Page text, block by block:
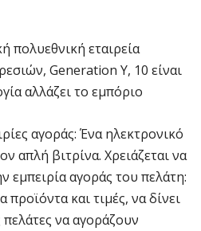
πολυεθνική εταιρεία
Generation Y, 10 είναι
αλλάζει το εμπόριο
αγοράς: Ένα ηλεκτρονικό
απλή βιτρίνα. Χρειάζεται να
εμπειρία αγοράς του πελάτη:
προϊόντα και τιμές, να δίνει
να αγοράζουν